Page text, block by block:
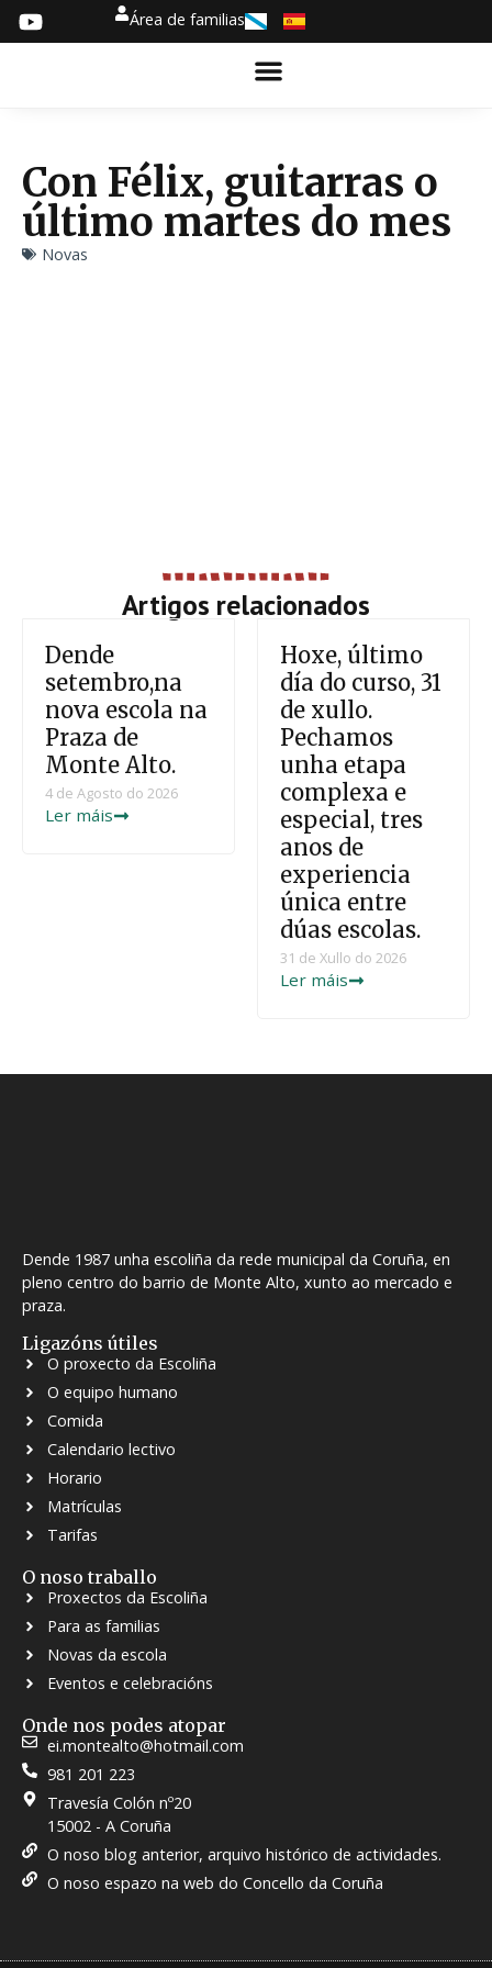
Área de familias
Con Félix, guitarras o
último martes do mes
Novas
Artigos relacionados
Dende
setembro,na
nova escola na
Praza de
Monte Alto.
4 de Agosto do 2026
Ler máis
Hoxe, último
día do curso, 31
de xullo.
Pechamos
unha etapa
complexa e
especial, tres
anos de
experiencia
única entre
dúas escolas.
31 de Xullo do 2026
Ler máis
Dende 1987 unha escoliña da rede municipal da Coruña, en
pleno centro do barrio de Monte Alto, xunto ao mercado e
praza.
Ligazóns útiles
O proxecto da Escoliña
O equipo humano
Comida
Calendario lectivo
Horario
Matrículas
Tarifas
O noso traballo
Proxectos da Escoliña
Para as familias
Novas da escola
Eventos e celebracións
Onde nos podes atopar
ei.montealto@hotmail.com
981 201 223
Travesía Colón nº20
15002 - A Coruña
O noso blog anterior, arquivo histórico de actividades.
O noso espazo na web do Concello da Coruña